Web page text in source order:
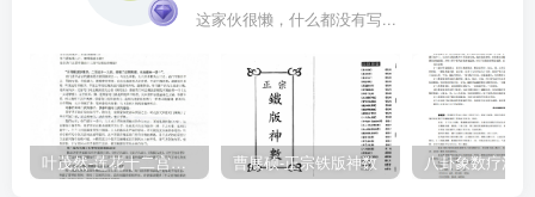
弊，非常阻碍峦头风水的发展，俗所谓"四不象"者，于此最为的当。
木火星多穴不远，穴结上聚回龙穴。但见水星落平地，必结波心变阳
局。金土多是横过结，化气二字总不脱。木火虽生无化气，为官无禄
人丁替。木土虽克配阴阳，人丁大旺富贵地。若见金变木，一发绝宗
祀。木星变火星，拜相总虚名。水星变金星，清贵旺人丁。土星变水
这家伙很懒，什么都没有写...
叶茂然-莲花十二宫佛家奇门面授及答疑 曹展硕-正宗铁版神数